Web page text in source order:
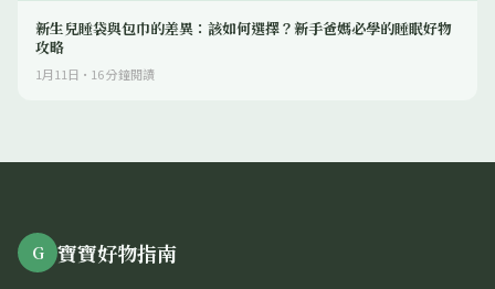
新生兒睡袋與包巾的差異：該如何選擇？新手爸媽必學的睡眠好物
攻略
1月11日 · 16分鐘閱讀
G 寶寶好物指南